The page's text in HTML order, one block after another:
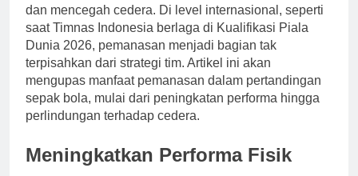
dan mencegah cedera. Di level internasional, seperti
saat Timnas Indonesia berlaga di Kualifikasi Piala
Dunia 2026, pemanasan menjadi bagian tak
terpisahkan dari strategi tim. Artikel ini akan
mengupas manfaat pemanasan dalam pertandingan
sepak bola, mulai dari peningkatan performa hingga
perlindungan terhadap cedera.
Meningkatkan Performa Fisik